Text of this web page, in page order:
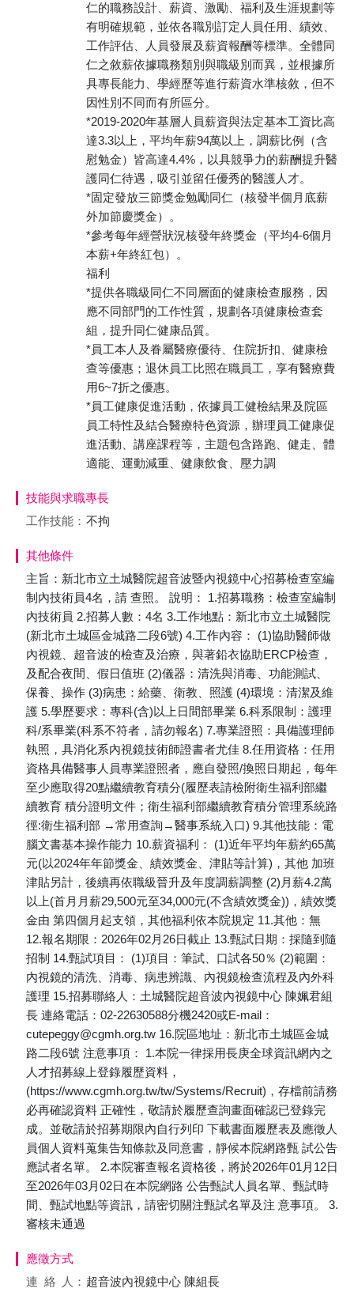
仁的職務設計、薪資、激勵、福利及生涯規劃等
有明確規範，並依各職別訂定人員任用、績效、
工作評估、人員發展及薪資報酬等標準。全體同
仁之敘薪依據職務類別與職級別而異，並根據所
具專長能力、學經歷等進行薪資水準核敘，但不
因性別不同而有所區分。
*2019-2020年基層人員薪資與法定基本工資比高
達3.3以上，平均年薪94萬以上，調薪比例（含
慰勉金）皆高達4.4%，以具競爭力的薪酬提升醫
護同仁待遇，吸引並留任優秀的醫護人才。
*固定發放三節獎金勉勵同仁（核發半個月底薪
外加節慶獎金）。
*參考每年經營狀況核發年終獎金（平均4-6個月
本薪+年終紅包）。
福利
*提供各職級同仁不同層面的健康檢查服務，因
應不同部門的工作性質，規劃各項健康檢查套
組，提升同仁健康品質。
*員工本人及眷屬醫療優待、住院折扣、健康檢
查等優惠；退休員工比照在職員工，享有醫療費
用6~7折之優惠。
*員工健康促進活動，依據員工健檢結果及院區
員工特性及結合醫療特色資源，辦理員工健康促
進活動、講座課程等，主題包含路跑、健走、體
適能、運動減重、健康飲食、壓力調
技能與求職專長
工作技能： 不拘
其他條件
主旨：新北市立土城醫院超音波暨內視鏡中心招募檢查室編
制內技術員4名，請 查照。 說明： 1.招募職務：檢查室編制
內技術員 2.招募人數：4名 3.工作地點：新北市立土城醫院
(新北市土城區金城路二段6號) 4.工作內容： (1)協助醫師做
內視鏡、超音波的檢查及治療，與著鉛衣協助ERCP檢查，
及配合夜間、假日值班 (2)儀器：清洗與消毒、功能測試、
保養、操作 (3)病患：給藥、衛教、照護 (4)環境：清潔及維
護 5.學歷要求：專科(含)以上日間部畢業 6.科系限制：護理
科/系畢業(科系不符者，請勿報名) 7.專業證照：具備護理師
執照，具消化系內視鏡技術師證書者尤佳 8.任用資格：任用
資格具備醫事人員專業證照者，應自發照/換照日期起，每年
至少應取得20點繼續教育積分(履歷表請檢附衛生福利部繼
續教育 積分證明文件；衛生福利部繼續教育積分管理系統路
徑:衛生福利部 →常用查詢→醫事系統入口) 9.其他技能：電
腦文書基本操作能力 10.薪資福利： (1)近年平均年薪約65萬
元(以2024年年節獎金、績效獎金、津貼等計算)，其他 加班
津貼另計，後續再依職級晉升及年度調薪調整 (2)月薪4.2萬
以上(首月月薪29,500元至34,000元(不含績效獎金))，績效獎
金由 第四個月起支領，其他福利依本院規定 11.其他：無
12.報名期限：2026年02月26日截止 13.甄試日期：採隨到隨
招制 14.甄試項目： (1)項目：筆試、口試各50％ (2)範圍：
內視鏡的清洗、消毒、病患辨識、內視鏡檢查流程及內外科
護理 15.招募聯絡人：土城醫院超音波內視鏡中心 陳姵君組
長 連絡電話：02-22630588分機2420或E-mail：
cutepeggy@cgmh.org.tw 16.院區地址：新北市土城區金城
路二段6號 注意事項： 1.本院一律採用長庚全球資訊網內之
人才招募線上登錄履歷資料，
(https://www.cgmh.org.tw/tw/Systems/Recruit)，存檔前請務
必再確認資料 正確性，敬請於履歷查詢畫面確認已登錄完
成。並敬請於招募期限內自行列印 下載書面履歷表及應徵人
員個人資料蒐集告知條款及同意書，靜候本院網路甄 試公告
應試者名單。 2.本院審查報名資格後，將於2026年01月12日
至2026年03月02日在本院網路 公告甄試人員名單、甄試時
間、甄試地點等資訊，請密切關注甄試名單及注 意事項。 3.
審核未通過
應徵方式
連絡
人： 超音波內視鏡中心 陳組長